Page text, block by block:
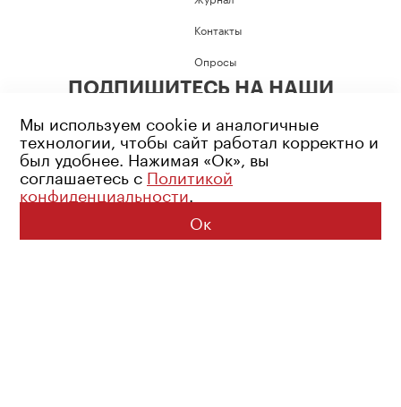
Контакты
Опросы
ПОДПИШИТЕСЬ НА НАШИ
Возрастное ограничение: 16+
Политика конфиденциальности
© 2026 Все права защищены
Мы используем cookie и аналогичные
технологии, чтобы сайт работал корректно и
был удобнее. Нажимая «Ок», вы
соглашаетесь с Политикой
конфиденциальности.
Ок